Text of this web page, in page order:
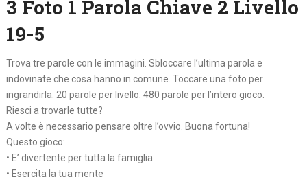
3 Foto 1 Parola Chiave 2 Livello
19-5
Trova tre parole con le immagini. Sbloccare l’ultima parola e
indovinate che cosa hanno in comune. Toccare una foto per
ingrandirla. 20 parole per livello. 480 parole per l’intero gioco.
Riesci a trovarle tutte?
A volte è necessario pensare oltre l’ovvio. Buona fortuna!
Questo gioco:
• E’ divertente per tutta la famiglia
• Esercita la tua mente